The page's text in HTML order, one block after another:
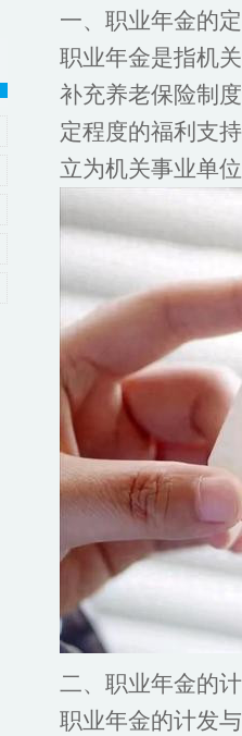
一、职业年金的
职业年金是指机
补充养老保险制
定程度的福利支
立为机关事业单
二、职业年金的
职业年金的计发